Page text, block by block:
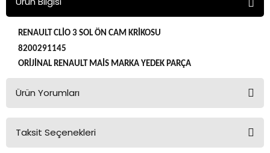
RENAULT CLİO 3 SOL ÖN CAM KRİKOSU
8200291145
ORİJİNAL RENAULT MAİS MARKA YEDEK PARÇA
Ürün Yorumları
Bu ürüne ilk yorumu siz yapın!
Taksit Seçenekleri